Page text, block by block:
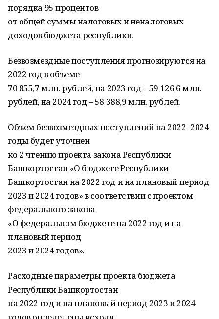
порядка 95 процентов
от общей суммы налоговых и неналоговых
доходов бюджета республики.
Безвозмездные поступления прогнозируются на
2022 год в объеме
70 855,7 млн. рублей, на 2023 год – 59 126,6 млн.
рублей, на 2024 год – 58 388,9 млн. рублей.
Объем безвозмездных поступлений на 2022–2024
годы будет уточнен
ко 2 чтению проекта закона Республики
Башкортостан «О бюджете Республики
Башкортостан на 2022 год и на плановый период
2023 и 2024 годов» в соответствии с проектом
федерального закона
«О федеральном бюджете на 2022 год и на
плановый период
2023 и 2024 годов».
Расходные параметры проекта бюджета
Республики Башкортостан
на 2022 год и на плановый период 2023 и 2024